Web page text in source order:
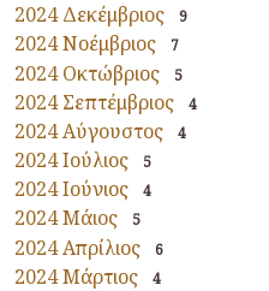
2024 Δεκέμβριος 9
2024 Νοέμβριος 7
2024 Οκτώβριος 5
2024 Σεπτέμβριος 4
2024 Αύγουστος 4
2024 Ιούλιος 5
2024 Ιούνιος 4
2024 Μάιος 5
2024 Απρίλιος 6
2024 Μάρτιος 4